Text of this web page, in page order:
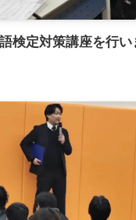
検定対策講座を行い